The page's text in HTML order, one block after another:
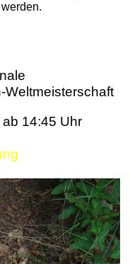
Weltmeisterschaft
14:45 Uhr